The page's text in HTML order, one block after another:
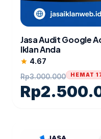
Jasa Audit Google
Iklan Anda
star 4.67
Rp3.000.000
Rp
HEMAT